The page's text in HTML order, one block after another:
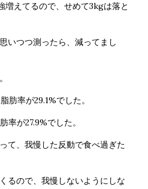
増えてるので、せめて3kgは落と
いつつ測ったら、減ってまし
肪率が29.1%でした。
率が27.9%でした。
て、我慢した反動で食べ過ぎた
るので、我慢しないようにしな